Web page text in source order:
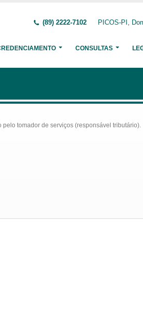
(89) 2222-7102 PICOS-PI,
CONSULTAS
tomador de serviços (responsável tributário).